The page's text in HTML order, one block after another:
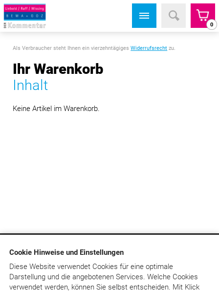
Cookie Hinweise und Einstellungen
Diese Website verwendet Cookies für eine optimale
Darstellung und die angebotenen Services. Welche Cookies
verwendet werden, können Sie selbst entscheiden. Mit Klick
0
Als Verbraucher steht Ihnen ein vierzehntägigesWiderrufsrecht zu.
Ihr Warenkorb
Inhalt
Keine Artikel im Warenkorb.
DER Kommentar zu BEMA und
Bewertungen auf ProvenExpert.com